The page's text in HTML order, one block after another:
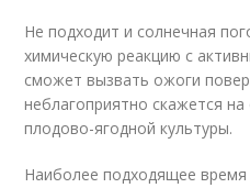
Не подходит и солнечная
химическую реакцию с
сможет вызвать ожоги
неблагоприятно скажется
плодово-ягодной культуры.
Наиболее подходящее время